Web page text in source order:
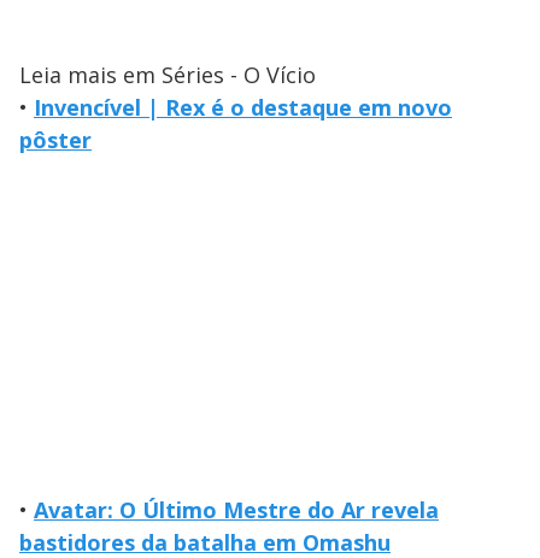
Leia mais em Séries - O Vício
• Invencível | Rex é o destaque em novo
pôster
• Avatar: O Último Mestre do Ar revela
bastidores da batalha em Omashu